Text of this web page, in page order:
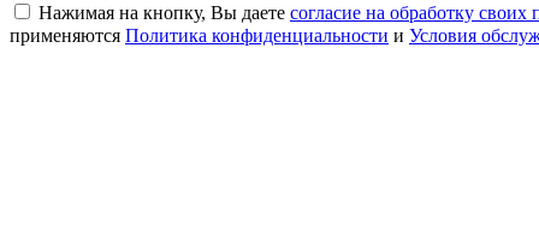
Нажимая на кнопку, Вы даете согласие на обработку
применяются Политика конфиденциальности и Условия